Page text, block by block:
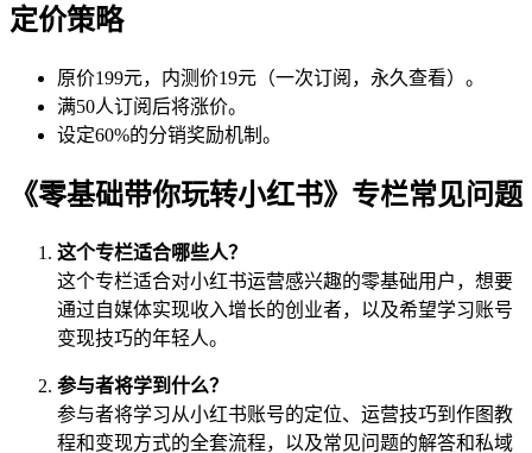
定价策略
原价199元，内测价19元（一次订阅，永久查看）。
满50人订阅后将涨价。
设定60%的分销奖励机制。
《零基础带你玩转小红书》专栏常见问题
这个专栏适合哪些人？
这个专栏适合对小红书运营感兴趣的零基础用户，想要
通过自媒体实现收入增长的创业者，以及希望学习账号
变现技巧的年轻人。
参与者将学到什么？
参与者将学习从小红书账号的定位、运营技巧到作图教
程和变现方式的全套流程，以及常见问题的解答和私域